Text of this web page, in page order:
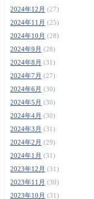
2024年12月 (27)
2024年11月 (25)
2024年10月 (28)
2024年9月 (28)
2024年8月 (31)
2024年7月 (27)
2024年6月 (30)
2024年5月 (30)
2024年4月 (30)
2024年3月 (31)
2024年2月 (29)
2024年1月 (31)
2023年12月 (31)
2023年11月 (30)
2023年10月 (31)